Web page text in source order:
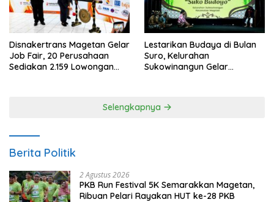
Disnakertrans Magetan Gelar
Job Fair, 20 Perusahaan
Sediakan 2.159 Lowongan
Lestarikan Budaya di Bulan
Suro, Kelurahan
Sukowinangun Gelar
Selengkapnya
Berita Politik
2 Agustus 2026
PKB Run Festival 5K Semarakkan Magetan,
Ribuan Pelari Rayakan HUT ke-28 PKB